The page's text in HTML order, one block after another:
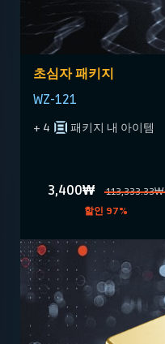
초심자 패키지
WZ-121
+ 4 패키지 내 아이템
3,400₩
113,333.33₩
할인 97%